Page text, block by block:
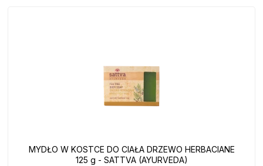
MYDŁO W KOSTCE DO CIAŁA DRZEWO HERBACIANE
125 g - SATTVA (AYURVEDA)